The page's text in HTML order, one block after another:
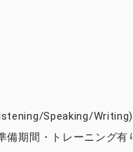
Speaking/
期間・トレーニング有